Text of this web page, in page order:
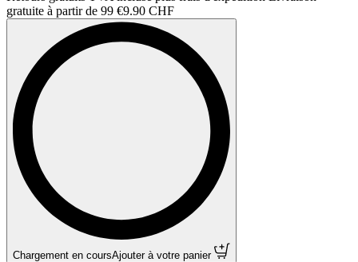
gratuite à partir de 99 €9.90 CHF
Chargement en cours Ajouter à votre panier